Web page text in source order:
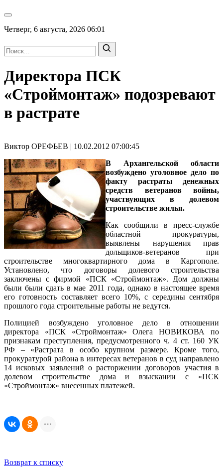
Четверг, 6 августа, 2026 06:01
Директора ПСК
«Строймонтаж» подозревают
в растрате
Виктор ОРЕФЬЕВ | 10.02.2012 07:00:45
В Архангельской области
возбуждено уголовное дело по
факту растраты денежных
средств ветеранов войны,
участвующих в долевом
строительстве жилья.
Как сообщили в пресс-службе
областной прокуратуры,
выявлены нарушения прав
дольщиков-ветеранов при
строительстве многоквартирного дома в Каргополе.
Установлено, что договоры долевого строительства
заключены с фирмой «ПСК «Строймонтаж». Дом должны
были были сдать в мае 2011 года, однако в настоящее время
его готовность составляет всего 10%, с середины сентября
прошлого года строительные работы не ведутся.
Полицией возбуждено уголовное дело в отношении
директора «ПСК «Строймонтаж» Олега НОВИКОВА по
признакам преступления, предусмотренного ч. 4 ст. 160 УК
РФ – «Растрата в особо крупном размере. Кроме того,
прокуратурой района в интересах ветеранов в суд направлено
14 исковых заявлений о расторжении договоров участия в
долевом строительстве дома и взыскании с «ПСК
«Строймонтаж» внесенных платежей.
Возврат к списку